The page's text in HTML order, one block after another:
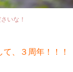
いな！
、３周年！！！